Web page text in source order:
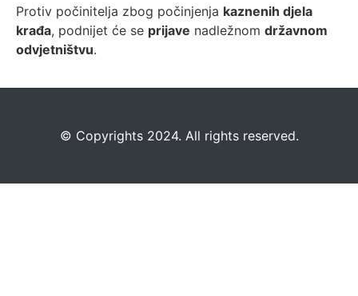
Protiv počinitelja zbog počinjenja kaznenih djela
krađa, podnijet će se prijave nadležnom državnom
odvjetništvu.
©️ Copyrights 2024. All rights reserved.